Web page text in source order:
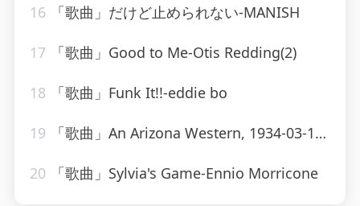
16 「歌曲」だけど止められない-MANISH
17 「歌曲」Good to Me-Otis Redding(2)
18 「歌曲」Funk It!!-eddie bo
19 「歌曲」An Arizona Western, 1934-03-18-Jack Benny
20 「歌曲」Sylvia's Game-Ennio Morricone